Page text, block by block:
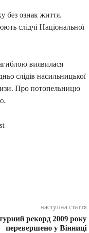
без ознак життя.
слідчі Національної
виявилася
слідів насильницької
Про потопельницю
наступна стаття
рекорд 2009 року
перевершено у Вінниці